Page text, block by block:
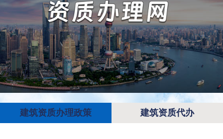
建筑资质办理政策 建筑资质代办